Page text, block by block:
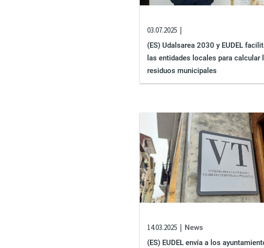
03.07.2025
(ES) Udalsarea 2030 y EUDEL
las entidades locales para calcular
residuos municipales
14.03.2025
News
(ES) EUDEL envía a los